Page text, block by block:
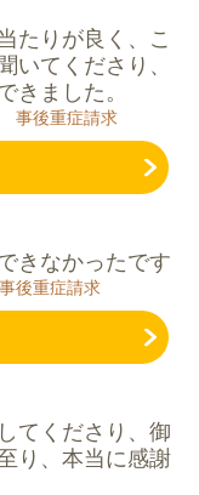
たりが良く、こ
いてくださり、
きました。
後重症請求
きなかったです
後重症請求
てくださり、御
り、本当に感謝